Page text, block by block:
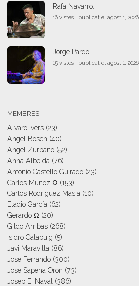
Rafa Navarro.
16 vistes | publicat el agost 1, 2026
Jorge Pardo.
15 vistes | publicat el agost 1, 2026
MEMBRES
Alvaro Ivers (23)
Angel Bosch (40)
Angel Zurbano (52)
Anna Albelda (76)
Antonio Castello Guirado (23)
Carlos Muñoz Ω (153)
Carlos Rodriguez Masia (10)
Eladio García (62)
Gerardo Ω (20)
Gildo Arribas (268)
Isidro Calabuig (5)
Javi Maravilla (86)
Jose Ferrando (300)
Jose Sapena Oron (73)
Josep E. Naval
(386)